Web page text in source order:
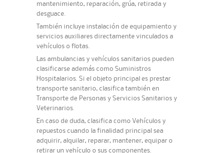
mantenimiento, reparación, grúa, retirada y
desguace.
También incluye instalación de equipamiento y
servicios auxiliares directamente vinculados a
vehículos o flotas.
Las ambulancias y vehículos sanitarios pueden
clasificarse además como Suministros
Hospitalarios. Si el objeto principal es prestar
transporte sanitario, clasifica también en
Transporte de Personas y Servicios Sanitarios y
Veterinarios.
En caso de duda, clasifica como Vehículos y
repuestos cuando la finalidad principal sea
adquirir, alquilar, reparar, mantener, equipar o
retirar un vehículo o sus componentes.